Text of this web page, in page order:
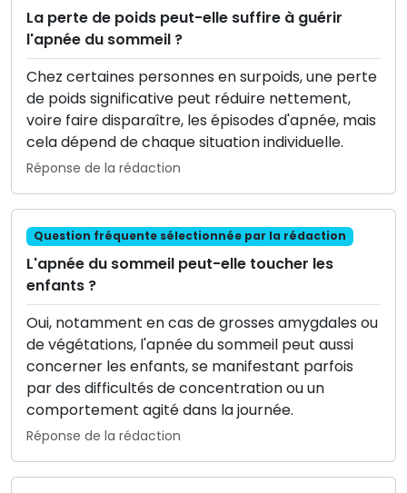
La perte de poids peut-elle suffire à guérir
l'apnée du sommeil ?
Chez certaines personnes en surpoids, une perte
de poids significative peut réduire nettement,
voire faire disparaître, les épisodes d'apnée, mais
cela dépend de chaque situation individuelle.
Réponse de la rédaction
Question fréquente sélectionnée par la rédaction
L'apnée du sommeil peut-elle toucher les
enfants ?
Oui, notamment en cas de grosses amygdales ou
de végétations, l'apnée du sommeil peut aussi
concerner les enfants, se manifestant parfois
par des difficultés de concentration ou un
comportement agité dans la journée.
Réponse de la rédaction